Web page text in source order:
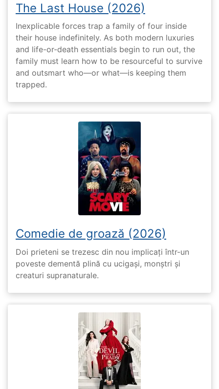
The Last House (2026)
Inexplicable forces trap a family of four inside
their house indefinitely. As both modern luxuries
and life-or-death essentials begin to run out, the
family must learn how to be resourceful to survive
and outsmart who—or what—is keeping them
trapped.
Comedie de groază (2026)
Doi prieteni se trezesc din nou implicați într-un
poveste dementă plină cu ucigași, monștri și
creaturi supranaturale.